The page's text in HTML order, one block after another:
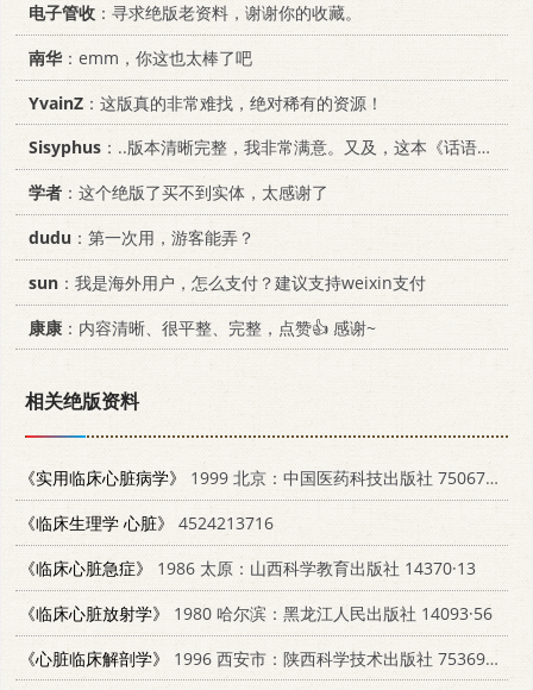
电子管收 ：寻求绝版老资料，谢谢你的收藏。
南华：emm，你这也太棒了吧
YvainZ ：这版真的非常难找，绝对稀有的资源！
Sisyphus ：..版本清晰完整，我非常满意。又及，这本《话语的真相》...
学者 ：这个绝版了买不到实体，太感谢了
dudu ：第一次用，游客能弄？
sun ：我是海外用户，怎么支付？建议支持weixin支付
康康 ：内容清晰、很平整、完整，点赞👍 感谢~
相关绝版资料
《实用临床心脏病学》
1999 北京：中国医药科技出版社 7506716410
《临床生理学 心脏》
4524213716
《临床心脏急症》
1986 太原：山西科学教育出版社 14370·13
《临床心脏放射学》
1980 哈尔滨：黑龙江人民出版社 14093·56
《心脏临床解剖学》
1996 西安市：陕西科学技术出版社 7536924364